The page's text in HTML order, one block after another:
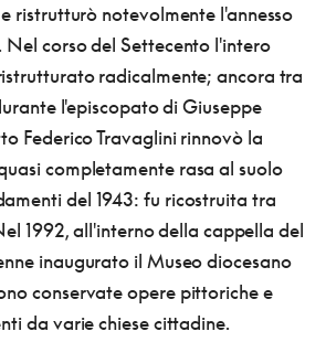
ristrutturò notevolmente l'annesso
Nel corso del Settecento l'intero
radicalmente; ancora tra
l'episcopato di Giuseppe
Federico Travaglini rinnovò la
completamente rasa al suolo
del 1943: fu ricostruita tra
1992, all'interno della cappella del
inaugurato il Museo diocesano
conservate opere pittoriche e
da varie chiese cittadine.